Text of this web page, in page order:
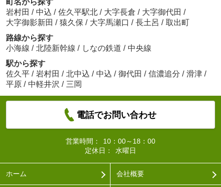
岩村田 / 中込 / 佐久平駅北 / 大字長倉 / 大字御代田 /
大字御影新田 / 猿久保 / 大字馬瀬口 / 長土呂 / 取出町
路線から探す
小海線 / 北陸新幹線 / しなの鉄道 / 中央線
駅から探す
佐久平 / 岩村田 / 北中込 / 中込 / 御代田 / 信濃追分 / 滑津 /
平原 / 中軽井沢 / 三岡
電話でお問い合わせ
営業時間：
10：00～18：00
定休日：
水曜日
ホーム 会社概要